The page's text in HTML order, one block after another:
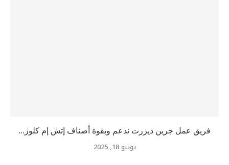
فريق عمل جرين ديزرت ندعم وبقوة أصناف إتش إم كلوز...
يونيو 18, 2025